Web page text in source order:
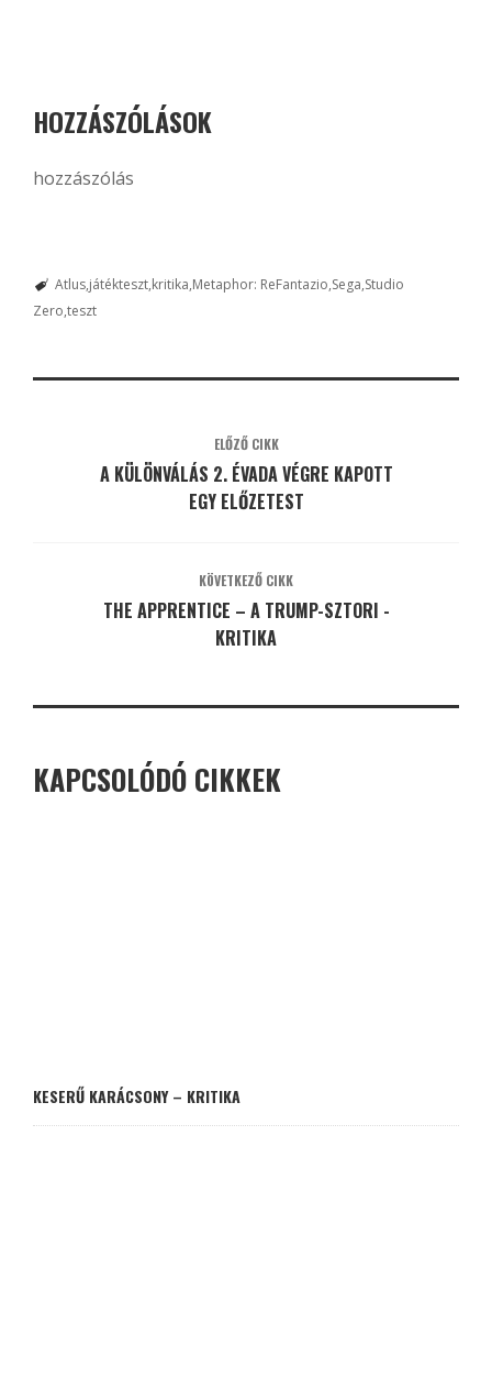
HOZZÁSZÓLÁSOK
hozzászólás
Atlus játékteszt kritika Metaphor: ReFantazio Sega Studio
Zero teszt
ELŐZŐ CIKK
A KÜLÖNVÁLÁS 2. ÉVADA VÉGRE KAPOTT
EGY ELŐZETEST
KÖVETKEZŐ CIKK
THE APPRENTICE – A TRUMP-SZTORI -
KRITIKA
KAPCSOLÓDÓ CIKKEK
KESERŰ KARÁCSONY – KRITIKA